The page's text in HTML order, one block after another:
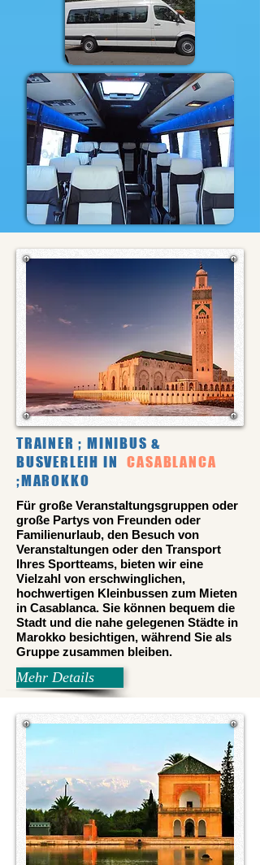
TRAINER ; MINIBUS &
BUSVERLEIH IN
CASABLANCA
;MAROKKO
Für große Veranstaltungsgruppen oder
große Partys von Freunden oder
Familienurlaub, den Besuch von
Veranstaltungen oder den Transport
Ihres Sportteams, bieten wir eine
Vielzahl von erschwinglichen,
hochwertigen Kleinbussen zum Mieten
in Casablanca. Sie können bequem die
Stadt und die nahe gelegenen Städte in
Marokko besichtigen, während Sie als
Gruppe zusammen bleiben.
Mehr Details